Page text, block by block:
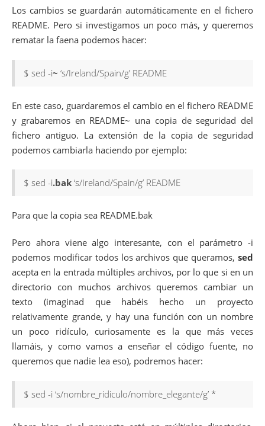
Los cambios se guardarán automáticamente en el fichero
README. Pero si investigamos un poco más, y queremos
rematar la faena podemos hacer:
$ sed -i~ ‘s/Ireland/Spain/g’ README
En este caso, guardaremos el cambio en el fichero README
y grabaremos en README~ una copia de seguridad del
fichero antiguo. La extensión de la copia de seguridad
podemos cambiarla haciendo por ejemplo:
$ sed -i.bak ‘s/Ireland/Spain/g’ README
Para que la copia sea README.bak
Pero ahora viene algo interesante, con el parámetro -i
podemos modificar todos los archivos que queramos, sed
acepta en la entrada múltiples archivos, por lo que si en un
directorio con muchos archivos queremos cambiar un
texto (imaginad que habéis hecho un proyecto
relativamente grande, y hay una función con un nombre
un poco ridículo, curiosamente es la que más veces
llamáis, y como vamos a enseñar el código fuente, no
queremos que nadie lea eso), podremos hacer:
$ sed -i ‘s/nombre_ridiculo/nombre_elegante/g’ *